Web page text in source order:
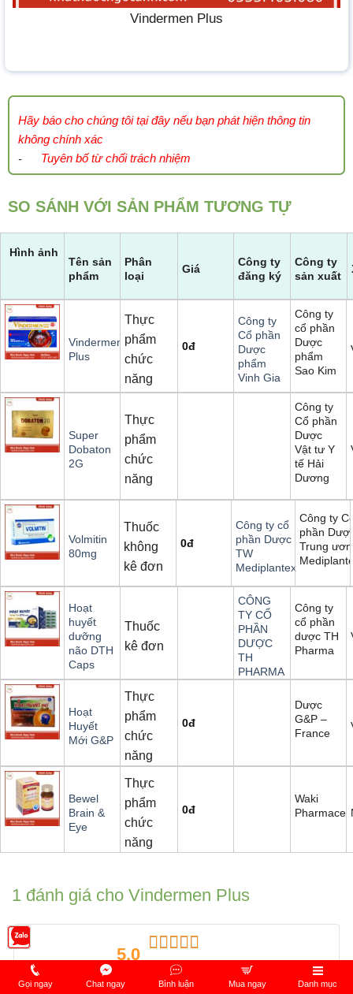
Vindermen Plus
Hãy báo cho chúng tôi tại đây nếu bạn phát hiện thông tin
không chính xác
- Tuyên bố từ chối trách nhiệm
SO SÁNH VỚI SẢN PHẨM TƯƠNG TỰ
Hình ảnh
Tên sản
phẩm
Phân
loại
Giá
Công ty
đăng ký
Công ty
sản xuất
Vindermen
Plus
Thực
phẩm
chức
năng
0đ
Công ty
Cổ phần
Dược
phẩm
Vinh Gia
Công ty
cổ phần
Dược
phẩm
Sao Kim
Super
Dobaton
2G
Thực
phẩm
chức
năng
Công ty
Cổ phần
Dược
Vật tư Y
tế Hải
Dương
Volmitin
80mg
Thuốc
không
kê đơn
0đ
Công ty cổ
phần Dược
TW
Mediplantex
Công ty
phần
Trung
Hoạt
huyết
dưỡng
não DTH
Caps
Thuốc
kê đơn
CÔNG
TY CỔ
PHẦN
DƯỢC
TH
PHARMA
Công ty
cổ phần
dược TH
Pharma
Hoạt
Huyết
Mới G&P
Thực
phẩm
chức
năng
0đ
Dược
G&P –
France
Bewel
Brain &
Eye
Thực
phẩm
chức
năng
0đ
Waki
1 đánh giá cho Vindermen Plus
5,0
Được xếp
hạng5.00
5
(1 đánh giá)
1 Đánh giá
Gọi ngay Chat ngay Bình luận Mua ngay Danh mục